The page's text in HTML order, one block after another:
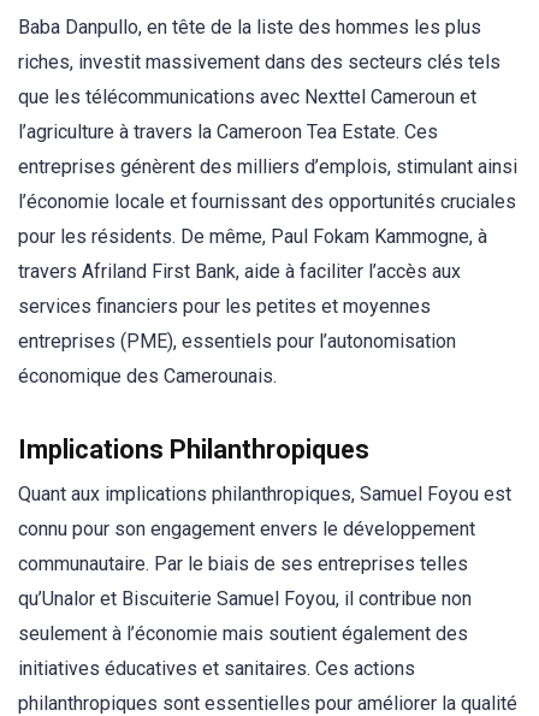
Baba Danpullo, en tête de la liste des hommes les plus
riches, investit massivement dans des secteurs clés tels
que les télécommunications avec Nexttel Cameroun et
l’agriculture à travers la Cameroon Tea Estate. Ces
entreprises génèrent des milliers d’emplois, stimulant ainsi
l’économie locale et fournissant des opportunités cruciales
pour les résidents. De même, Paul Fokam Kammogne, à
travers Afriland First Bank, aide à faciliter l’accès aux
services financiers pour les petites et moyennes
entreprises (PME), essentiels pour l’autonomisation
économique des Camerounais.
Implications Philanthropiques
Quant aux implications philanthropiques, Samuel Foyou est
connu pour son engagement envers le développement
communautaire. Par le biais de ses entreprises telles
qu’Unalor et Biscuiterie Samuel Foyou, il contribue non
seulement à l’économie mais soutient également des
initiatives éducatives et sanitaires. Ces actions
philanthropiques sont essentielles pour améliorer la qualité